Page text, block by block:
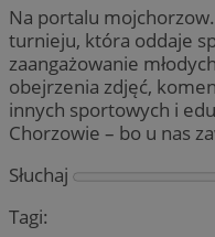
Na portalu
turnieju, która oddaje
zaangażowanie
obejrzenia zdjęć,
innych sportowych i
Chorzowie – bo u nas
Słuchaj
Tagi: